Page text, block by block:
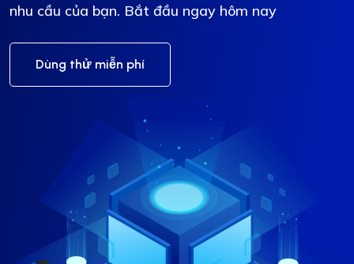
nhu cầu của bạn. Bắt đầu ngay hôm nay
Dùng thử miễn phí